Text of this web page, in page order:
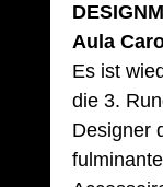
Aula
Es ist
die 3.
Designer